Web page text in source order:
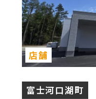
富士河口湖町
店舗